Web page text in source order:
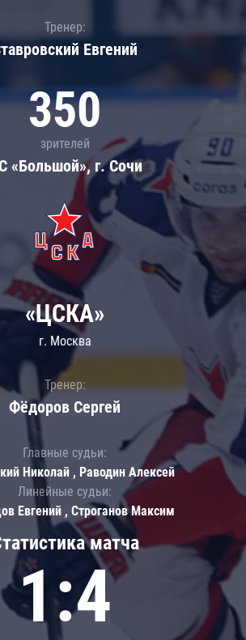
Тренер:
Евгений
350
зрителей
«Большой», г. Сочи
матча
1:4
«ЦСКА»
г. Москва
Тренер:
Фёдоров Сергей
Главные судьи:
Николай , Раводин Алексей
Линейные судьи:
Евгений , Строганов Максим